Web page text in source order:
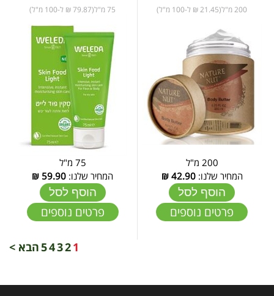
200 מ"ל(21.45 ₪ ל-100 מ"ל)
200 מ"ל
המחיר שלנו:42.90
₪
הוסף לסל
פרטים נוספים
75 מ"ל(79.87 ₪ ל-100 מ"ל)
75 מ"ל
המחיר שלנו: 59.90
₪
הוסף לסל
פרטים נוספים
1
2
3
4
5הבא >